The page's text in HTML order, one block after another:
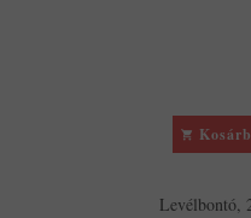
Levélbontó,